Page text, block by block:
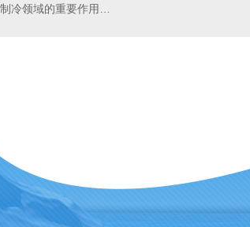
西安工业冷水机组在制冷领域的重要作用和应用范围